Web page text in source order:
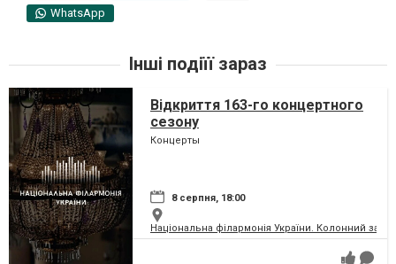
WhatsApp
Інші подіїї зараз
Відкриття 163-го концертного
сезону
Концерты
8 серпня, 18:00
Національна філармонія України. Колонний зал